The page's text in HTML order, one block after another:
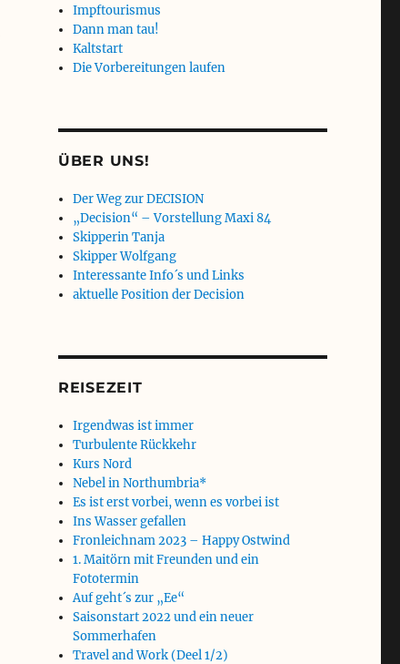
Impftourismus
Dann man tau!
Kaltstart
Die Vorbereitungen laufen
ÜBER UNS!
Der Weg zur DECISION
„Decision“ – Vorstellung Maxi 84
Skipperin Tanja
Skipper Wolfgang
Interessante Info´s und Links
aktuelle Position der Decision
REISEZEIT
Irgendwas ist immer
Turbulente Rückkehr
Kurs Nord
Nebel in Northumbria*
Es ist erst vorbei, wenn es vorbei ist
Ins Wasser gefallen
Fronleichnam 2023 – Happy Ostwind
1. Maitörn mit Freunden und ein
Fototermin
Auf geht´s zur „Ee“
Saisonstart 2022 und ein neuer
Sommerhafen
Travel and Work (Deel 1/2)